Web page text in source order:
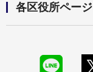
各区役所ページ